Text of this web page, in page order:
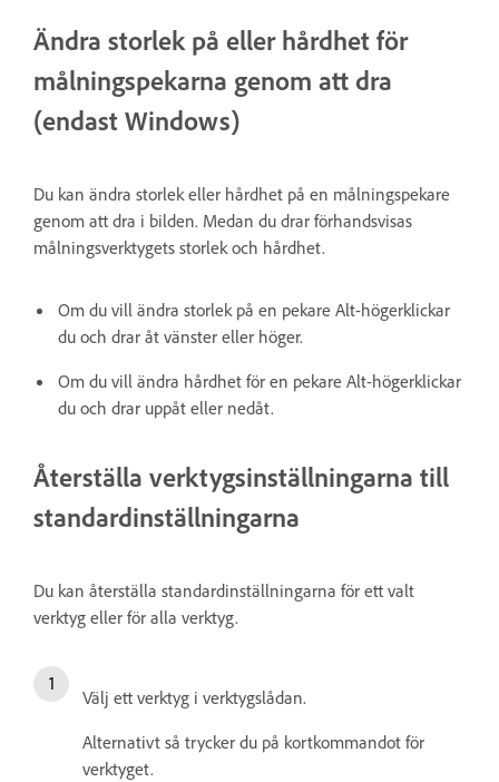
Ändra storlek på eller hårdhet för
målningspekarna genom att dra
(endast Windows)
Du kan ändra storlek eller hårdhet på en målningspekare
genom att dra i bilden. Medan du drar förhandsvisas
målningsverktygets storlek och hårdhet.
Om du vill ändra storlek på en pekare Alt-högerklickar
du och drar åt vänster eller höger.
Om du vill ändra hårdhet för en pekare Alt-högerklickar
du och drar uppåt eller nedåt.
Återställa verktygsinställningarna till
standardinställningarna
Du kan återställa standardinställningarna för ett valt
verktyg eller för alla verktyg.
Välj ett verktyg i verktygslådan.
Alternativt så trycker du på kortkommandot för
verktyget.